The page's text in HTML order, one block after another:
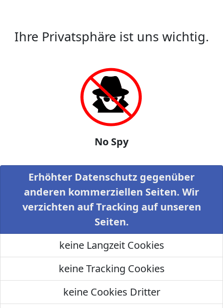
Ihre Privatsphäre ist uns wichtig.
No Spy
Erhöhter Datenschutz gegenüber
anderen kommerziellen Seiten. Wir
verzichten auf Tracking auf unseren
Seiten.
keine Langzeit Cookies
keine Tracking Cookies
keine Cookies Dritter